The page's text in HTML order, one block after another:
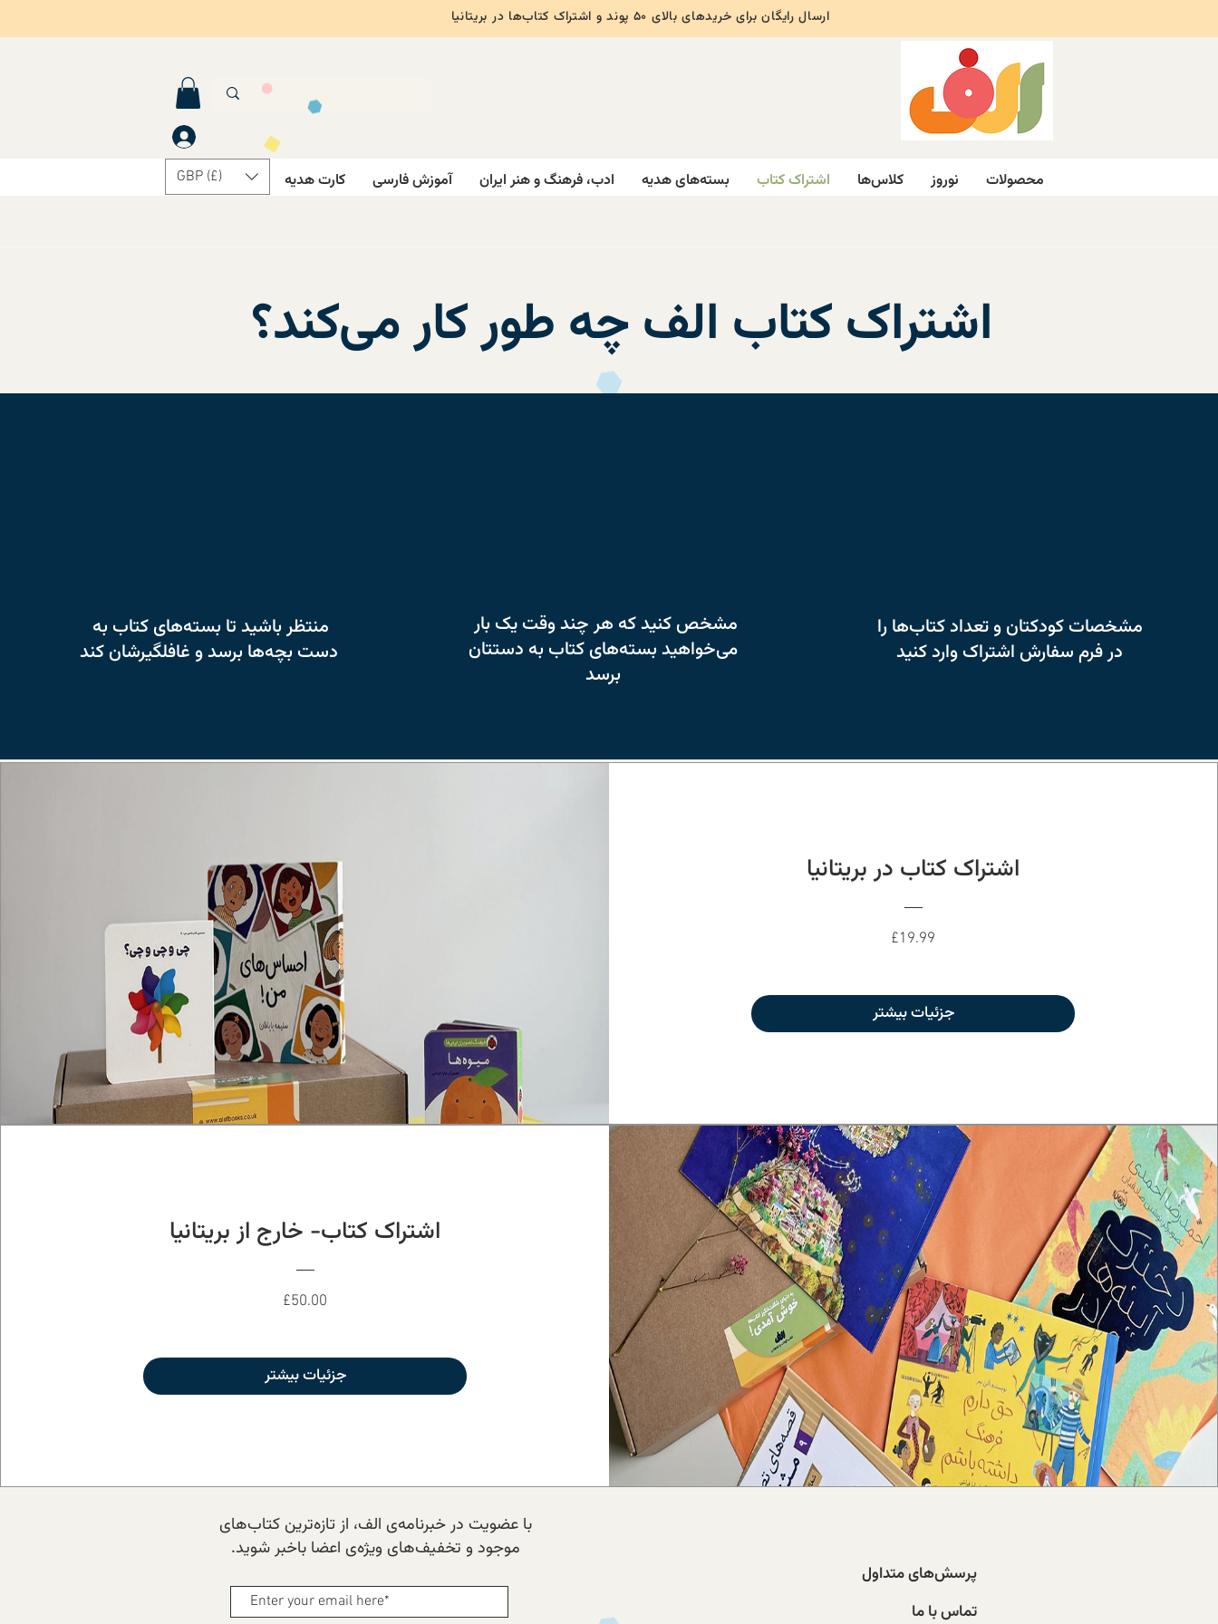
ارسال رایگان برای خریدهای بالای ۵۰ پوند و اشتراک کتاب‌ها در بریتانیا
محصولات نوروز کلاس‌ها اشتراک کتاب بسته‌های هدیه ادب، فرهنگ و هنر ایران آموزش فارسی کارت هدیه درباره ماGBP (£)
اشتراک کتاب الف چه طور کار می‌کند؟
منتظر باشید تا بسته‌های کتاب به
مشخص کنید که هر چند وقت یک بار
می‌خواهید بسته‌های کتاب به دستتان
برسد
مشخصات کودکتان و تعداد کتاب‌ها را
در فرم سفارش اشتراک وارد کنید
اشتراک کتاب در بریتانیا
£19.99
جزئیات بیشتر
اشتراک کتاب- خارج از بریتانیا
£50.00
جزئیات بیشتر
با عضویت در خبرنامه‌ی الف، از تازه‌ترین کتاب‌های
موجود و تخفیف‌های ویژه‌ی اعضا باخبر شوید.
پرسش‌های متداول
تماس با ما